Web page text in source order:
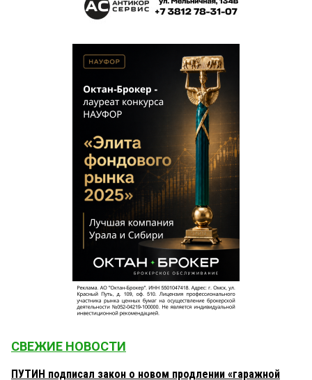
СВЕЖИЕ НОВОСТИ
ПУТИН подписал закон о новом продлении «гаражной